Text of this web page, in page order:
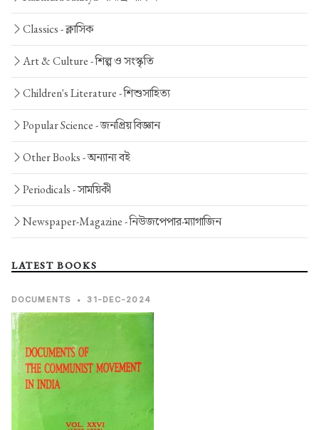
Classics -ক্লাসিক
Art & Culture -শিল্প ও সংস্কৃতি
Children's Literature -শিশুসাহিত্য
Popular Science -জনপ্রিয় বিজ্ঞান
Other Books -অন্যান্য বই
Periodicals -সাময়িকী
Newspaper-Magazine -নিউজপেপার-ম্যাগাজিন
LATEST BOOKS
DOCUMENTS • 31-DEC-2024